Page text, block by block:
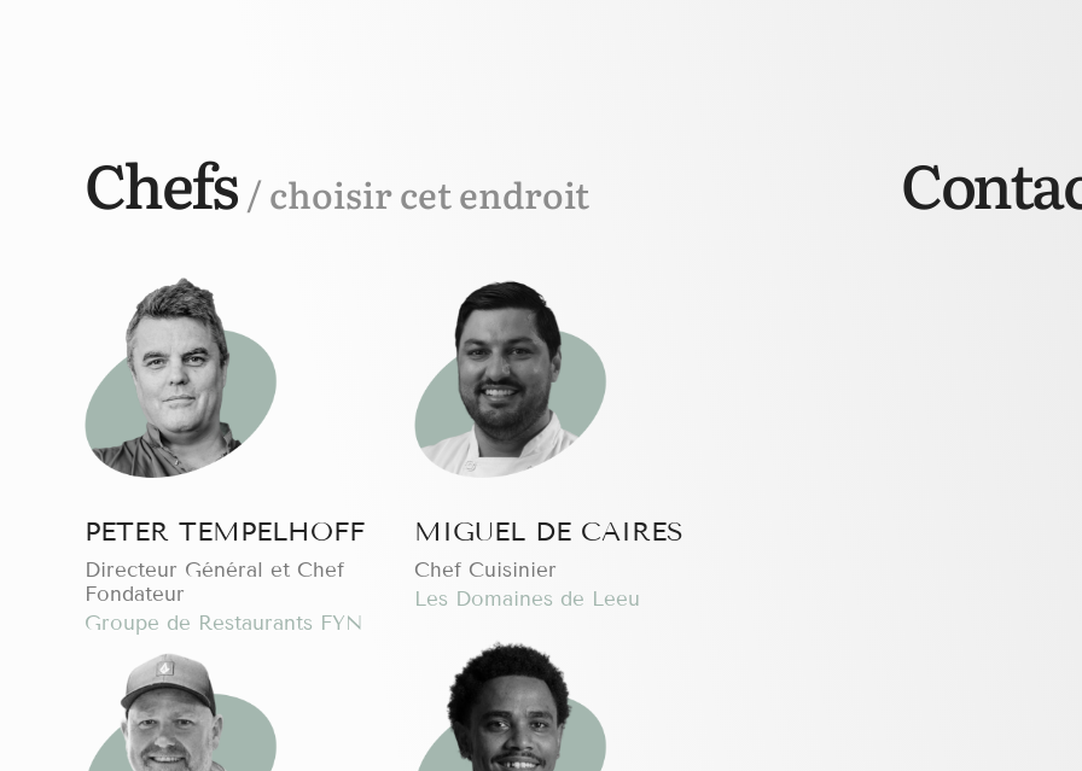
Chefs / choisir cet endroit
PETER TEMPELHOFF
Directeur Général et Chef
Fondateur
Groupe de Restaurants FYN
MIGUEL DE CAIRES
Chef Cuisinier
Les Domaines de Leeu